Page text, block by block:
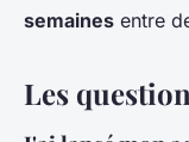
semaines entre
Les